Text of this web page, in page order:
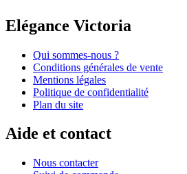
Elégance Victoria
Qui sommes-nous ?
Conditions générales de vente
Mentions légales
Politique de confidentialité
Plan du site
Aide et contact
Nous contacter